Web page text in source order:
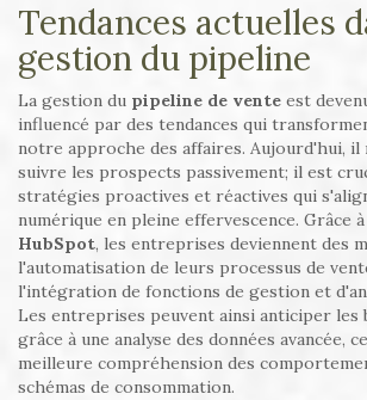
Tendances actuelles
gestion du pipeline
La gestion du pipeline de vente est
influencé par des tendances qui
notre approche des affaires. Aujourd'hui, il
suivre les prospects passivement; il est
stratégies proactives et réactives qui
numérique en pleine effervescence. Grâce
HubSpot, les entreprises deviennent des
l'automatisation de leurs processus de
l'intégration de fonctions de gestion et
Les entreprises peuvent ainsi anticiper les
grâce à une analyse des données avancée,
meilleure compréhension des
schémas de consommation.